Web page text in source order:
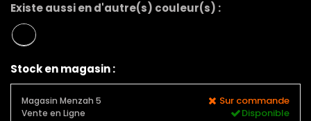
Existe aussi en d'autre(s) couleur(s) :
Stock en magasin :
Magasin Menzah 5 Sur commande
Vente en Ligne Disponible